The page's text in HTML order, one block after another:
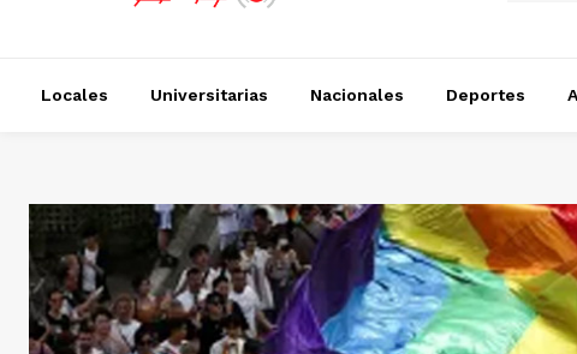
Locales Universitarias Nacionales Deportes